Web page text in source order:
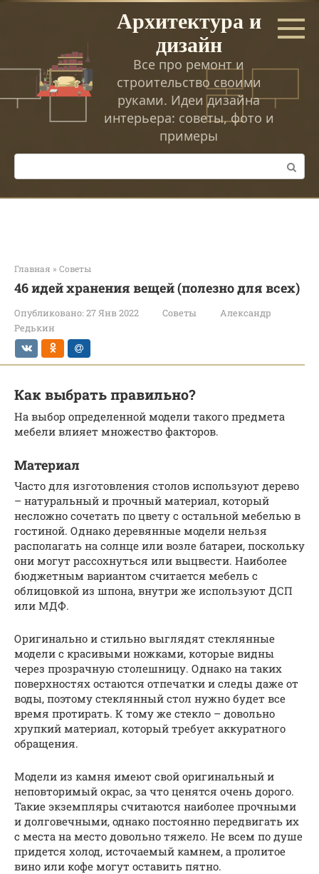
Перейти
Архитектура и
дизайн
Все про ремонт и
строительство своими
руками. Идеи дизайна
интерьера: советы, фото и
примеры
Поиск:
Главная » Советы
46 идей хранения вещей (полезно для всех)
Опубликовано: 27 Янв 2022 Советы
Александр
Редькин
Как выбрать правильно?
На выбор определенной модели такого предмета
мебели влияет множество факторов.
Материал
Часто для изготовления столов используют дерево
– натуральный и прочный материал, который
несложно сочетать по цвету с остальной мебелью в
гостиной. Однако деревянные модели нельзя
располагать на солнце или возле батареи, поскольку
они могут рассохнуться или выцвести. Наиболее
бюджетным вариантом считается мебель с
облицовкой из шпона, внутри же используют ДСП
или МДФ.
Оригинально и стильно выглядят стеклянные
модели с красивыми ножками, которые видны
через прозрачную столешницу. Однако на таких
поверхностях остаются отпечатки и следы даже от
воды, поэтому стеклянный стол нужно будет все
время протирать. К тому же стекло – довольно
хрупкий материал, который требует аккуратного
обращения.
Модели из камня имеют свой оригинальный и
неповторимый окрас, за что ценятся очень дорого.
Такие экземпляры считаются наиболее прочными
и долговечными, однако постоянно передвигать их
с места на место довольно тяжело. Не всем по душе
придется холод, источаемый камнем, а пролитое
вино или кофе могут оставить пятно.